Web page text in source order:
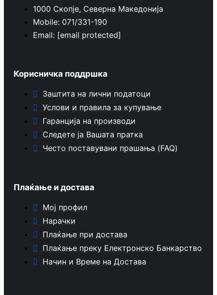
1000 Скопје, Северна Македонија
Mobile: 071/331-190
Email: [email protected]
Корисничка поддршка
Заштита на лични податоци
Услови и правила за купување
Гаранција на производи
Следете ја Вашата пратка
Често поставувани прашања (FAQ)
Плаќање и достава
Мој профил
Нарачки
Плаќање при достава
Плаќање преку Електронско Банкарство
Начин и Време на Достава